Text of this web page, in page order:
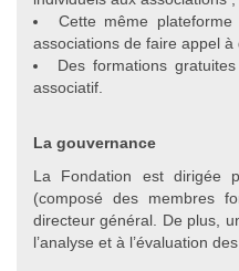
Cette même
associations de faire appel à
Des formations
associatif.
La gouvernance
La Fondation est dirigée
(composé des membres
directeur général. De plus,
l’analyse et à l’évaluation